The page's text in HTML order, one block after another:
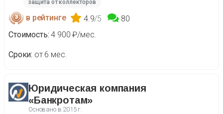
защита от коллекторов
в рейтинге 4.9/5
80
Стоимость 4 900 ₽/мес.
Сроки от 6 мес.
Юридическая компания
«Банкротам»
Основано в 2015 г.